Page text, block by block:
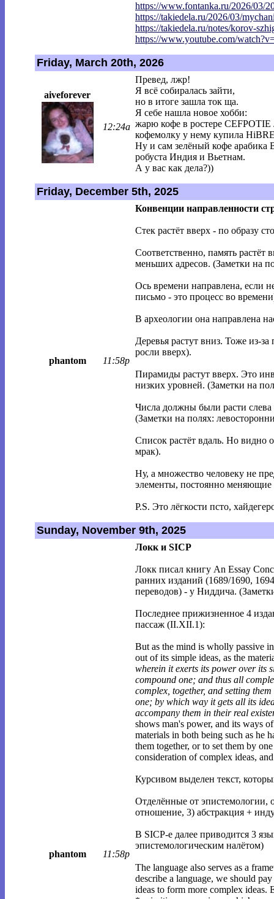
https://www.fontanka.ru/2026/03/
https://takiedela.ru/2026/03/
https://takiedela.ru/notes/korov-
https://www.youtube.com/
Friday, March 20th, 2026
aiveforever
12:24a
Превед, лжр!
Я всё собиралась зайти,
но в итоге зашла ток ща.
Я себе нашла новое хобби:
жарю кофе в ростере CEFPOTIE
кофемолку у нему купила
Ну и сам зелёный кофе арабика
робуста Индия и Вьетнам.
А у вас как дела?))
Friday, December 5th, 2025
phantom 11:58p
Конвенции направленности
Стек растёт вверх - по образу
Соответственно, память растёт
меньших адресов. (Заметки на
Ось времени направлена, если
письмо - это процесс во
В археологии она направлена
Деревья растут вниз. Тоже из-
росли вверх).
Пирамиды растут вверх. Это
низких уровней. (Заметки на
Числа должны были расти
(Заметки на полях:
Список растёт вдаль. Но видно
мрак).
Ну, а множество человеку не
элементы, постоянно меняющие
P.S. Это лёгкости псто,
Sunday, November 9th, 2025
phantom 11:58p
Локк и SICP
Локк писал книгу An Essay
ранних изданий (1689/1690,
переводов) - у Ниддича.
Последнее прижизненное 4
пассаж (II.XII.1):
But as the mind is wholly passive
out of its simple ideas, as the
wherein it exerts its power over its
compound one; and thus all
complex, together, and setting
one; by which way it gets all its
accompany them in their real
shows man's power, and its ways
materials in both being such as he
them together, or to set them by
consideration of complex ideas,
Курсивом выделен текст,
Отделённые от эпистемологии,
отношение, 3) абстракция +
В SICP-е далее приводится 3
эпистемологическим налётом)
The language also serves as a
describe a language, we should
ideas to form more complex ideas.